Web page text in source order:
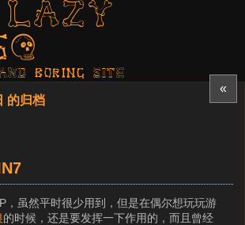
boring SITE
«
的归档
，虽然平时很少用到，但是在偶尔想玩玩游
的时候，还是要发挥一下作用的，而且曾经